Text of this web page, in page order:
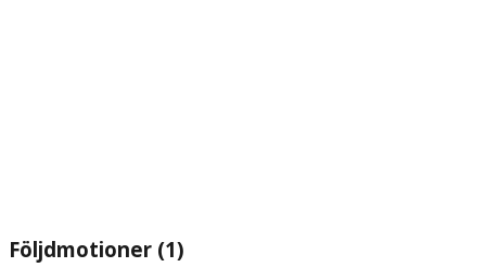
Följdmotioner (1)